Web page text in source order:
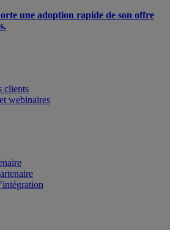
une adoption rapide de son offre
clients
webinaires